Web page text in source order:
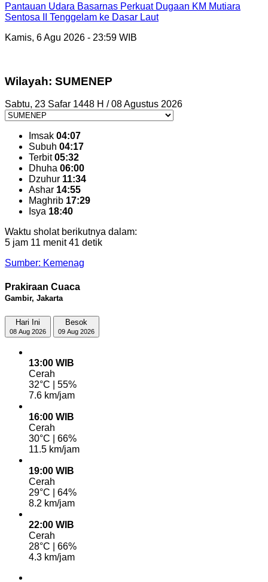
Pantauan Udara Basarnas Perkuat Dugaan KM Mutiara
Sentosa II Tenggelam ke Dasar Laut
Kamis, 6 Agu 2026 - 23:59 WIB
Wilayah: SUMENEP
Sabtu, 23 Safar 1448 H / 08 Agustus 2026
Imsak 04:07
Subuh 04:17
Terbit05:32
Dhuha 06:00
Dzuhur 11:34
Ashar 14:55
Maghrib 17:29
Isya 18:40
Waktu sholat berikutnya dalam:
5 jam 11 menit 40 detik
Sumber: Kemenag
Prakiraan Cuaca
Gambir, Jakarta
Hari Ini
08 Aug 2026
Besok
09 Aug 2026
13:00 WIB
Cerah
32°C | 55%
7.6 km/jam
16:00 WIB
Cerah
30°C | 66%
11.5 km/jam
19:00 WIB
Cerah
29°C | 64%
8.2 km/jam
22:00 WIB
Cerah
28°C | 66%
4.3 km/jam